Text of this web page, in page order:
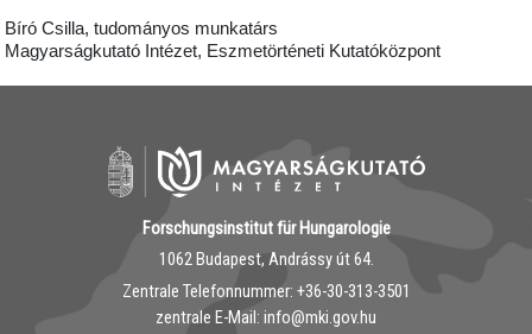
Bíró Csilla, tudományos munkatárs
Magyarságkutató Intézet, Eszmetörténeti Kutatóközpont
Forschungsinstitut für Hungarologie
1062 Budapest, Andrássy út 64.
Zentrale Telefonnummer: ‭+36-30-313-3501
zentrale E-Mail: info@mki.gov.hu